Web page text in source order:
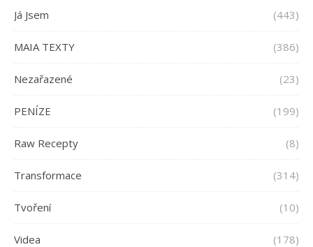
Já Jsem (443)
MAIA TEXTY (386)
Nezařazené (23)
PENÍZE (199)
Raw Recepty (8)
Transformace (314)
Tvoření (10)
Videa (178)